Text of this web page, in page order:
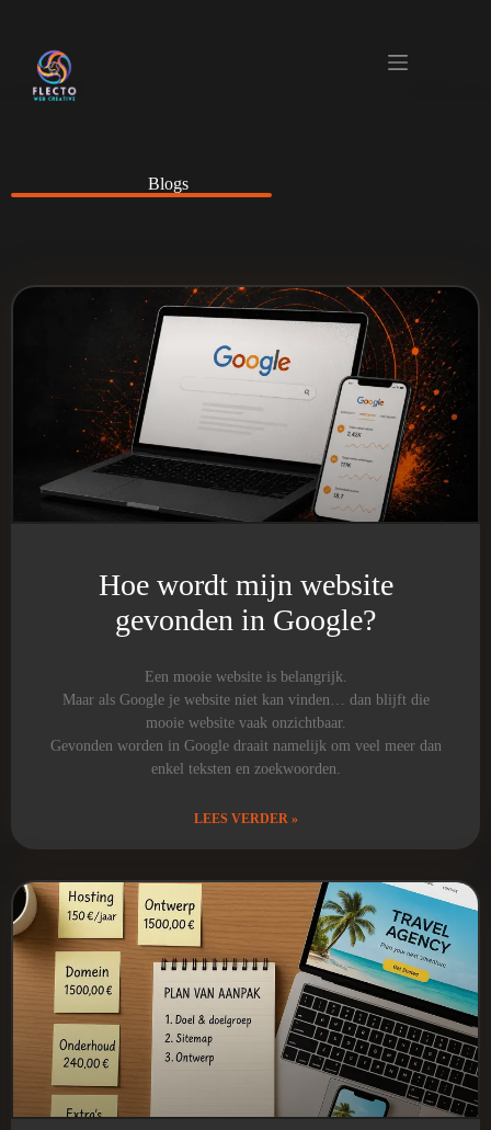
Blogs
Hoe wordt mijn website
gevonden in Google?
Een mooie website is belangrijk.
Maar als Google je website niet kan vinden… dan blijft die
mooie website vaak onzichtbaar.
Gevonden worden in Google draait namelijk om veel meer dan
enkel teksten en zoekwoorden.
LEES VERDER »